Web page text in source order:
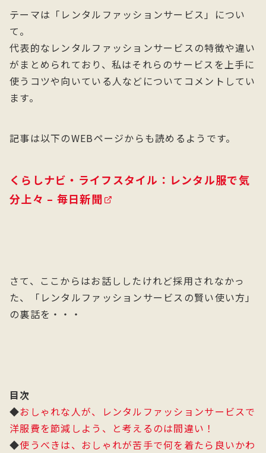
テーマは「レンタルファッションサービス」につい
て。
代表的なレンタルファッションサービスの特徴や違い
がまとめられており、私はそれらのサービスを上手に
使うコツや向いている人などについてコメントしてい
ます。
記事は以下のWEBページからも読めるようです。
くらしナビ・ライフスタイル：レンタル服で気
分上々 – 毎日新聞
さて、ここからはお話ししたけれど採用されなかっ
た、「レンタルファッションサービスの賢い使い方」
の裏話を・・・
目次
◆おしゃれな人が、レンタルファッションサービスで
洋服費を節減しよう、と考えるのは間違い！
◆使うべきは、おしゃれが苦手で何を着たら良いかわ